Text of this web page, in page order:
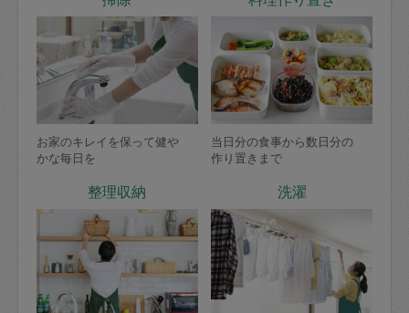
お家のキレイを保って健や
かな毎日を
当日分の食事から数日分の
作り置きまで
整理収納 洗濯